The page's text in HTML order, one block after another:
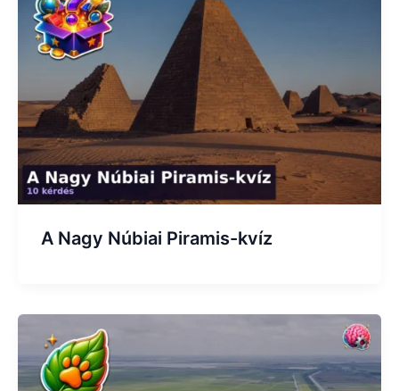
A Nagy Núbiai Piramis-kvíz